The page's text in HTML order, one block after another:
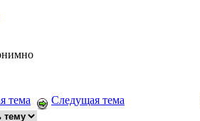
тема Следущая тема